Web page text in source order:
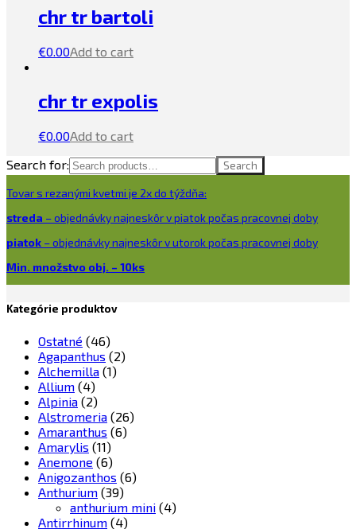
chr tr bartoli
€0.00Add to cart
chr tr expolis
€0.00Add to cart
Search for:
Search
Tovar s rezanými kvetmi je 2x do týždňa:
streda – objednávky najneskôr v piatok počas pracovnej doby
piatok – objednávky najneskôr v utorok počas pracovnej doby
Min. množstvo obj. – 10ks
Kategórie produktov
Ostatné (46)
Agapanthus (2)
Alchemilla (1)
Allium (4)
Alpinia (2)
Alstromeria (26)
Amaranthus (6)
Amarylis (11)
Anemone (6)
Anigozanthos (6)
Anthurium (39)
anthurium mini (4)
Antirrhinum (4)